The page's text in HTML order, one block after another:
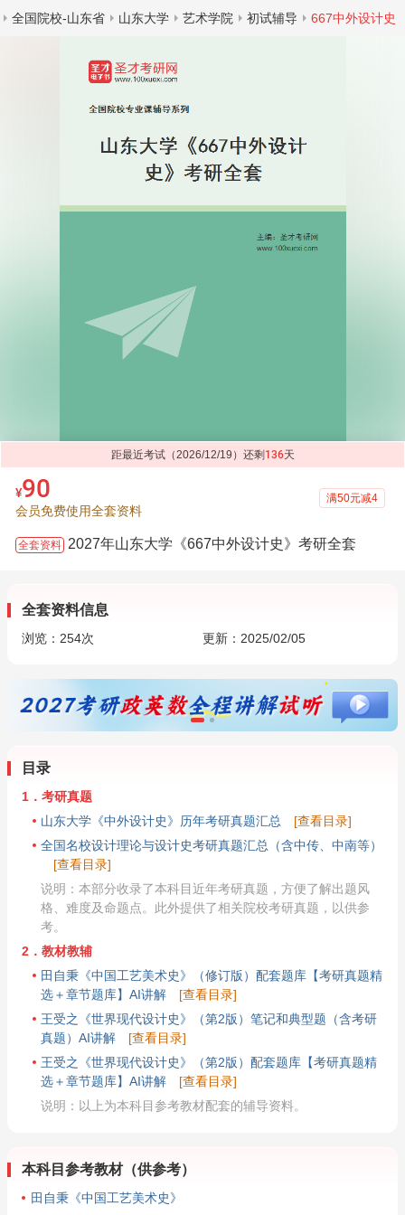
全国院校-山东省 山东大学 艺术学院 初试辅导 667中外设计史
距最近考试（2026/12/19）还剩 136天
¥90
会员免费使用全套资料
满50元减4
全套资料 2027年山东大学《667中外设计史》考研全套
全套资料信息
浏览： 254次 更新：2025/02/05
目录
1．考研真题
山东大学《中外设计史》历年考研真题汇总
[查看目录]
全国名校设计理论与设计史考研真题汇总（含中传、中南等）
[查看目录]
说明：本部分收录了本科目近年考研真题，方便了解出题风
格、难度及命题点。此外提供了相关院校考研真题，以供参
考。
2．教材教辅
田自秉《中国工艺美术史》（修订版）配套题库【考研真题精
选＋章节题库】AI讲解
[查看目录]
王受之《世界现代设计史》（第2版）笔记和典型题（含考研
真题）AI讲解
[查看目录]
王受之《世界现代设计史》（第2版）配套题库【考研真题精
选＋章节题库】AI讲解
[查看目录]
说明：以上为本科目参考教材配套的辅导资料。
本科目参考教材（供参考）
田自秉《中国工艺美术史》